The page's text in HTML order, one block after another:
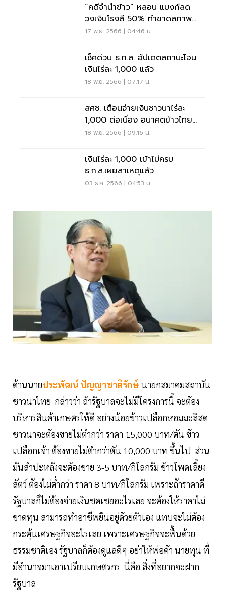
“คดีจำนำข้าว” หลอน แบงก์ลด
วงเงินโรงสี 50% ทำขาดสภาพ
คล่อง
17 พ.ย. 2566 | 04:46 น.
เช็คด่วน ธ.ก.ส. อัปเดตสถานะโอน
เงินไร่ละ 1,000 แล้ว
18 พ.ย. 2566 | 07:17 น.
สศช. เตือนจ่ายเงินชาวนาไร่ละ
1,000 ต่อเนื่อง อนาคตข้าวไทย
ทรุด
18 พ.ย. 2566 | 09:16 น.
เงินไร่ละ 1,000 เข้าไม่ครบ
ธ.ก.ส.เผยสาเหตุแล้ว
03 ธ.ค. 2566 | 04:53 น.
ด้านนายประพัฒน์ ปัญญาชาติรักษ์นายกสมาคมสถาบัน
ชาวนาไทย กล่าวว่า ถ้ารัฐบาลจะไม่มีโครงการนี้ จะต้อง
บริหารสินค้าเกษตรให้ดี อย่างน้อยข้าวเปลือกหอมมะลิสด
ชาวนาจะต้องขายไม่ต่ำกว่า ราคา 15,000 บาท/ตัน ข้าว
เปลือกเจ้า ต้องขายไม่ต่ำกว่าตัน 10,000 บาท ขึ้นไป ส่วน
มันสำปะหลังจะต้องขาย 3-5 บาท/กิโลกรัม ข้าวโพดเลี้ยง
สัตว์ ต้องไม่ต่ำกว่า ราคา 8 บาท/กิโลกรัม เพราะถ้าราคาดี
รัฐบาลก็ไม่ต้องจ่ายเงินชดเชยอะไรเลย จะต้องให้ราคาไม่
ขาดทุน สามารถทำอาชีพยืนอยู่ด้วยตัวเอง แทบจะไม่ต้อง
กระตุ้นเศรษฐกิจอะไรเลย เพราะเศรษฐกิจจะฟื้นด้วย
ธรรมชาติเอง รัฐบาลก็ต้องดูแลดีๆ อย่าให้พ่อค้า นายทุน ที่
มีอำนาจมาเอาเปรียบเกษตรกร นี่คือ สิ่งที่อยากจะฝาก
รัฐบาล